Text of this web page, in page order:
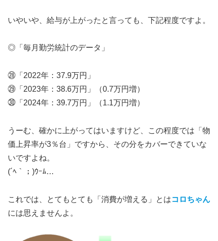
いやいや、給与が上がったと言っても、下記程度ですよ。
◎「毎月勤労統計のデータ」
㉘「2022年：37.9万円」
㉙「2023年：38.6万円」（0.7万円増）
㉚「2024年：39.7万円」（1.1万円増）
うーむ、確かに上がってはいますけど、この程度では「物
価上昇率が3％台」ですから、その分をカバーできていな
いですよね。
(´ﾍ｀；)ｳｰﾑ…
これでは、とてもとても「消費が増える」とはコロちゃん
には思えませんよ。